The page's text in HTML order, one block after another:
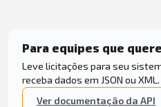
Para equipes que
Leve licitações para seu
receba dados em JSON ou XML.
Ver documentação da API